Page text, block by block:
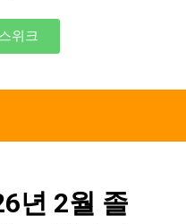
위크
년 2월 졸